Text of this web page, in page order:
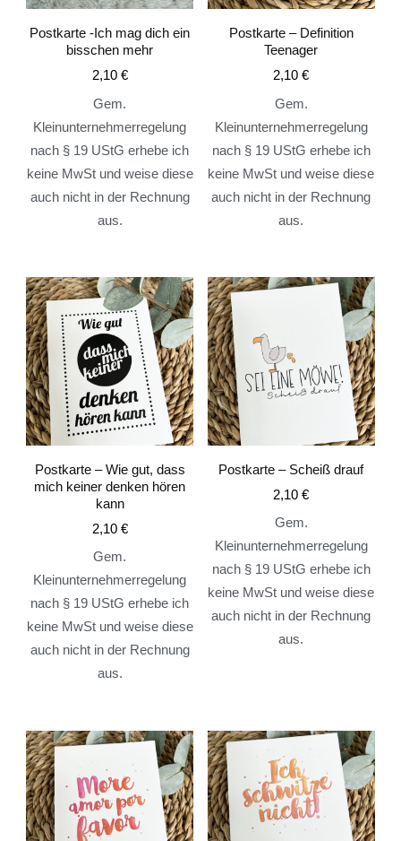
Postkarte -Ich mag dich ein
bisschen mehr
2,10 €
Gem.
Kleinunternehmerregelung
nach § 19 UStG erhebe ich
keine MwSt und weise diese
auch nicht in der Rechnung
aus.
Postkarte – Definition
Teenager
2,10€
Gem.
Kleinunternehmerregelung
nach § 19 UStG erhebe ich
keine MwSt und weise diese
auch nicht in der Rechnung
aus.
Postkarte – Wie gut, dass
mich keiner denken hören
kann
2,10 €
Gem.
Kleinunternehmerregelung
nach § 19 UStG erhebe ich
keine MwSt und weise diese
auch nicht in der Rechnung
aus.
Postkarte – Scheiß drauf
2,10€
Gem.
Kleinunternehmerregelung
nach § 19 UStG erhebe ich
keine MwSt und weise diese
auch nicht in der Rechnung
aus.